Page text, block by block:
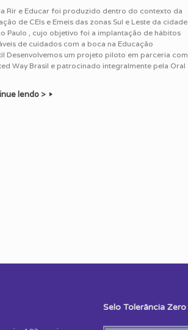
Rir e Educar foi produzido dentro do contexto da
de CEIs e Emeis das zonas Sul e Leste da cidade
Paulo , cujo objetivo foi a implantação de hábitos
de cuidados com a boca na Educação
Desenvolvemos um projeto piloto em parceria com
Way Brasil e patrocinado integralmente pela Oral
lendo >
Selo Tolerância Zero